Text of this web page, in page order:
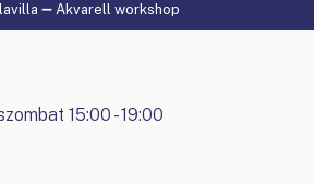
➖ Akvarell workshop
15:00 - 19:00